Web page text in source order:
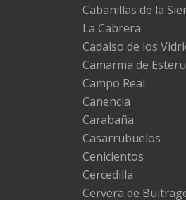
Cabanillas de la
La Cabrera
Cadalso de los
Camarma de
Campo Real
Canencia
Carabaña
Casarrubuelos
Cenicientos
Cercedilla
Cervera de